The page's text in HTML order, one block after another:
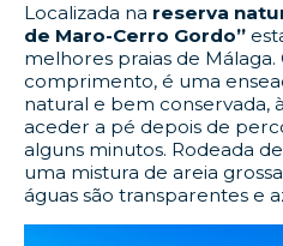
Localizada na reserva
de Maro-Cerro Gordo”
melhores praias de
comprimento, é uma
natural e bem conservada,
aceder a pé depois de
alguns minutos. Rodeada
uma mistura de areia
águas são transparentes e